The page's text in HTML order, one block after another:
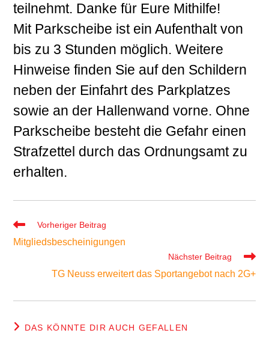
teilnehmt. Danke für Eure Mithilfe!
Mit Parkscheibe ist ein Aufenthalt von
bis zu 3 Stunden möglich. Weitere
Hinweise finden Sie auf den Schildern
neben der Einfahrt des Parkplatzes
sowie an der Hallenwand vorne. Ohne
Parkscheibe besteht die Gefahr einen
Strafzettel durch das Ordnungsamt zu
erhalten.
Weitere
ansehen
Vorheriger Beitrag
Mitgliedsbescheinigungen
Nächster Beitrag
TG Neuss erweitert das Sportangebot nach 2G+
DAS KÖNNTE DIR AUCH GEFALLEN